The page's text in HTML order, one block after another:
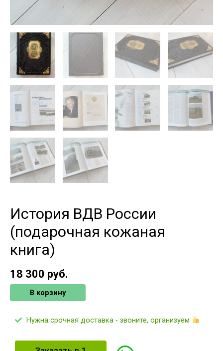
История ВДВ России
(подарочная кожаная
книга)
18 300 руб.
В корзину
Нужна срочная доставка - звоните, организуем